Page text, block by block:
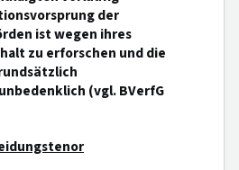
der
ist wegen ihres
zu erforschen und die
(vgl. BVerfG